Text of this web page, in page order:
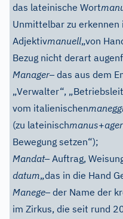
das lateinische Wort
Unmittelbar zu
Adjektivmanuell„von
Bezug nicht derart
Manager– das aus dem
„Verwalter“,
vom italienischen
(zu lateinischmanus+
Bewegung setzen“);
Mandat– Auftrag,
datum„das in die Hand
Manege– der Name der
im Zirkus, die seit rund